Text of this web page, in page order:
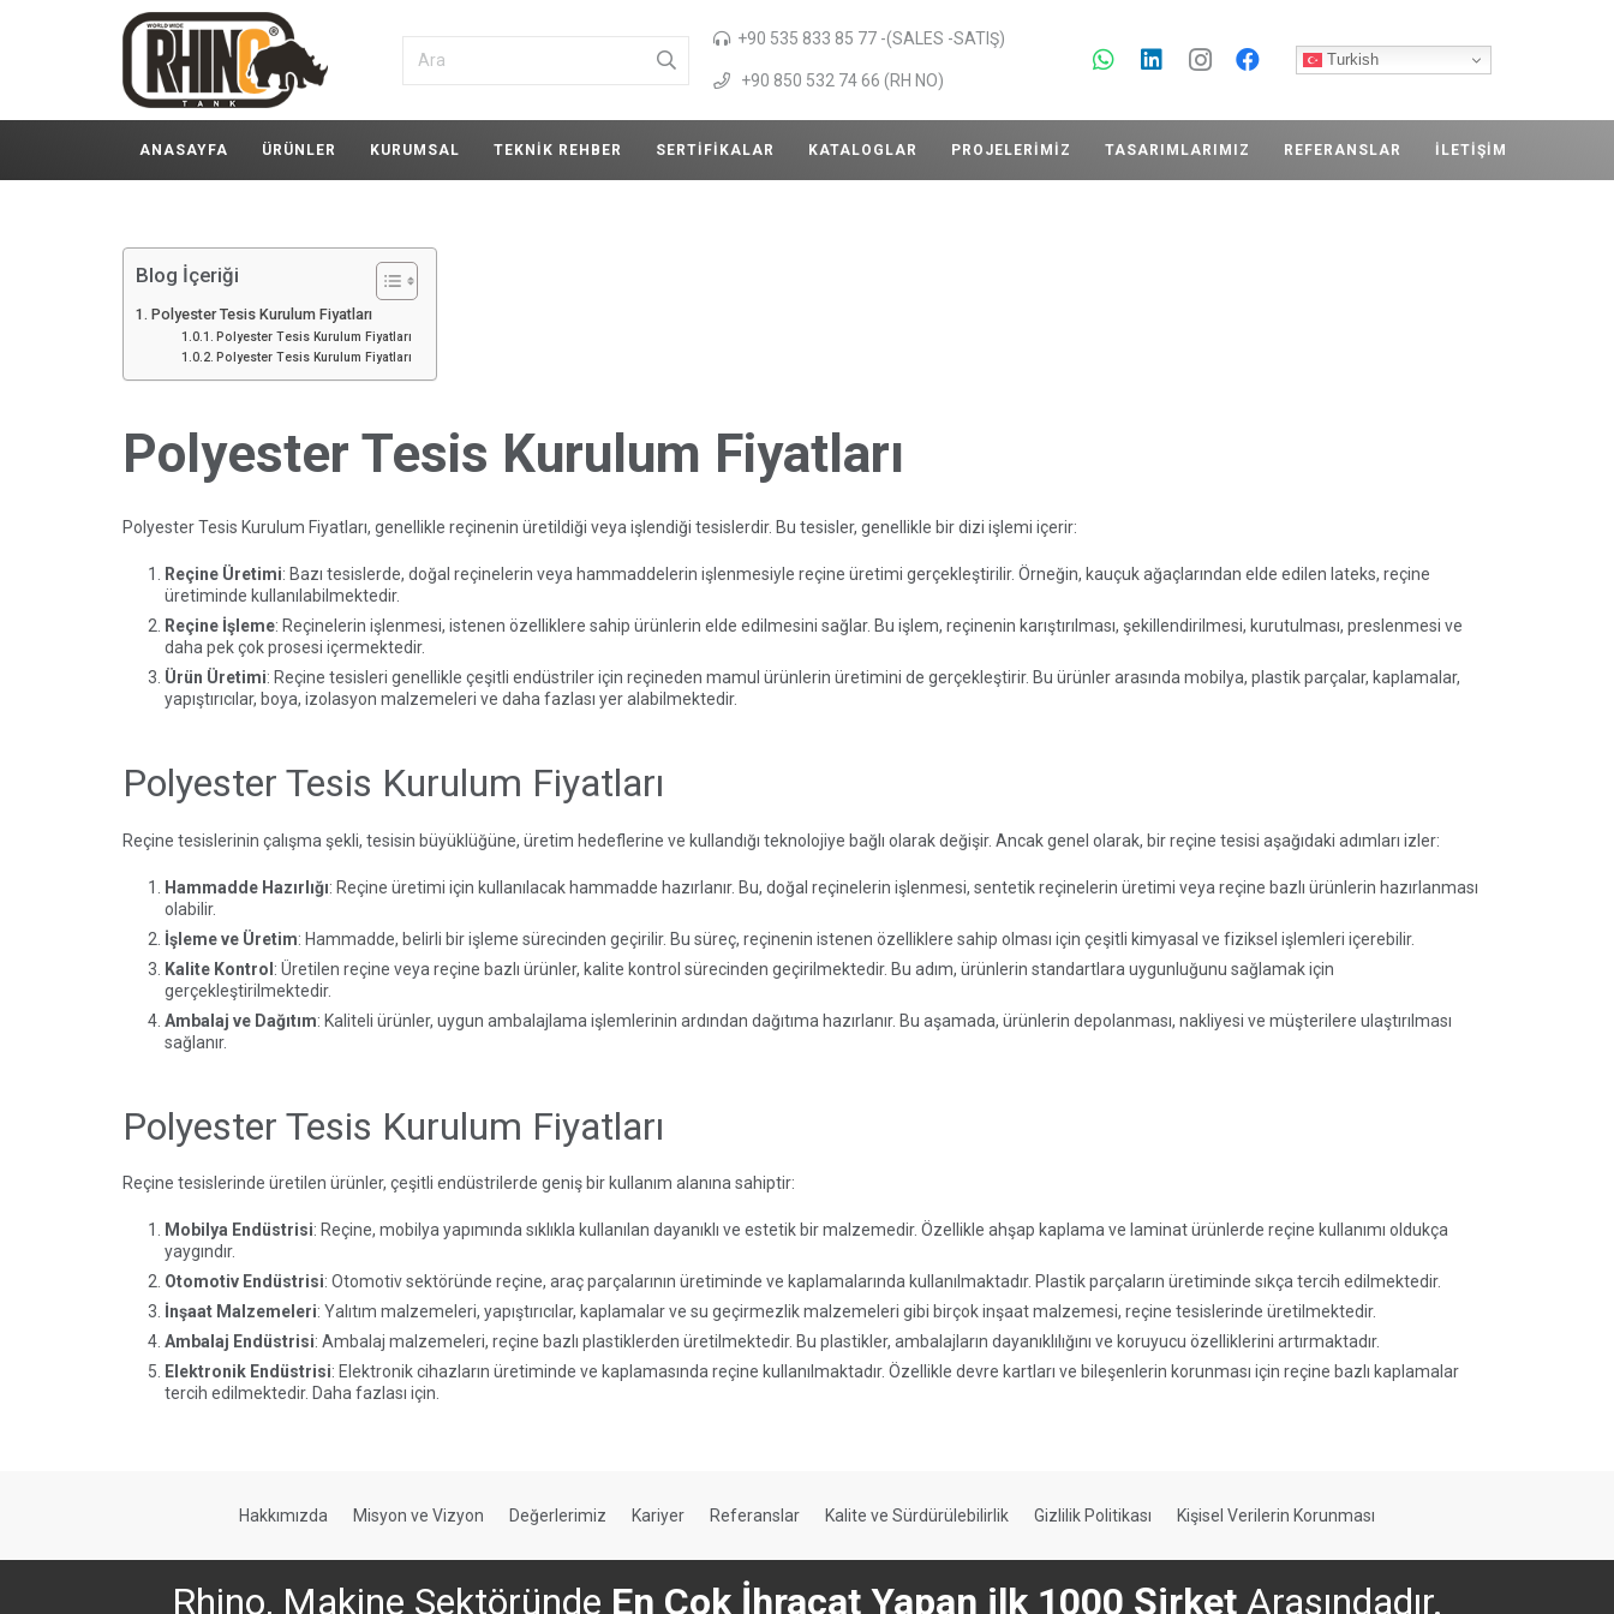
+90 535 833 85 77 -(SALES -SATIŞ)
+90 850 532 74 66 (RH NO)
Turkish
ANASAYFA ÜRÜNLER KURUMSAL TEKNIK REHBER SERTIFIKALAR KATALOGLAR PROJELERIMIZ TASARIMLARIMIZ REFERANSLAR İLETIŞIM
Blog İçeriği
Polyester Tesis Kurulum Fiyatları
Polyester Tesis Kurulum Fiyatları
Polyester Tesis Kurulum Fiyatları
Polyester Tesis Kurulum Fiyatları
Polyester Tesis Kurulum Fiyatları, genellikle reçinenin üretildiği veya işlendiği tesislerdir. Bu tesisler, genellikle bir dizi işlemi içerir:
Reçine Üretimi: Bazı tesislerde, doğal reçinelerin veya hammaddelerin işlenmesiyle reçine üretimi gerçekleştirilir. Örneğin, kauçuk ağaçlarından elde edilen lateks, reçine
üretiminde kullanılabilmektedir.
Reçine İşleme: Reçinelerin işlenmesi, istenen özelliklere sahip ürünlerin elde edilmesini sağlar. Bu işlem, reçinenin karıştırılması, şekillendirilmesi, kurutulması, preslenmesi ve
daha pek çok prosesi içermektedir.
Ürün Üretimi: Reçine tesisleri genellikle çeşitli endüstriler için reçineden mamul ürünlerin üretimini de gerçekleştirir. Bu ürünler arasında mobilya, plastik parçalar, kaplamalar,
yapıştırıcılar, boya, izolasyon malzemeleri ve daha fazlası yer alabilmektedir.
Polyester Tesis Kurulum Fiyatları
Reçine tesislerinin çalışma şekli, tesisin büyüklüğüne, üretim hedeflerine ve kullandığı teknolojiye bağlı olarak değişir. Ancak genel olarak, bir reçine tesisi aşağıdaki adımları izler:
Hammadde Hazırlığı: Reçine üretimi için kullanılacak hammadde hazırlanır. Bu, doğal reçinelerin işlenmesi, sentetik reçinelerin üretimi veya reçine bazlı ürünlerin hazırlanması
olabilir.
İşleme ve Üretim: Hammadde, belirli bir işleme sürecinden geçirilir. Bu süreç, reçinenin istenen özelliklere sahip olması için çeşitli kimyasal ve fiziksel işlemleri içerebilir.
Kalite Kontrol: Üretilen reçine veya reçine bazlı ürünler, kalite kontrol sürecinden geçirilmektedir. Bu adım, ürünlerin standartlara uygunluğunu sağlamak için
gerçekleştirilmektedir.
Ambalaj ve Dağıtım: Kaliteli ürünler, uygun ambalajlama işlemlerinin ardından dağıtıma hazırlanır. Bu aşamada, ürünlerin depolanması, nakliyesi ve müşterilere ulaştırılması
sağlanır.
Polyester Tesis Kurulum Fiyatları
Reçine tesislerinde üretilen ürünler, çeşitli endüstrilerde geniş bir kullanım alanına sahiptir:
Mobilya Endüstrisi: Reçine, mobilya yapımında sıklıkla kullanılan dayanıklı ve estetik bir malzemedir. Özellikle ahşap kaplama ve laminat ürünlerde reçine kullanımı oldukça
yaygındır.
Otomotiv Endüstrisi: Otomotiv sektöründe reçine, araç parçalarının üretiminde ve kaplamalarında kullanılmaktadır. Plastik parçaların üretiminde sıkça tercih edilmektedir.
İnşaat Malzemeleri: Yalıtım malzemeleri, yapıştırıcılar, kaplamalar ve su geçirmezlik malzemeleri gibi birçok inşaat malzemesi, reçine tesislerinde üretilmektedir.
Ambalaj Endüstrisi: Ambalaj malzemeleri, reçine bazlı plastiklerden üretilmektedir. Bu plastikler, ambalajların dayanıklılığını ve koruyucu özelliklerini artırmaktadır.
Elektronik Endüstrisi: Elektronik cihazların üretiminde ve kaplamasında reçine kullanılmaktadır. Özellikle devre kartları ve bileşenlerin korunması için reçine bazlı kaplamalar
tercih edilmektedir. Daha fazlası için.
Hakkımızda Misyon ve Vizyon Değerlerimiz Kariyer Referanslar Kalite ve Sürdürülebilirlik Gizlilik Politikası Kişisel Verilerin Korunması
Rhino, Makine Sektöründe En Çok İhracat Yapan ilk 1000 ŞirketArasındadır.